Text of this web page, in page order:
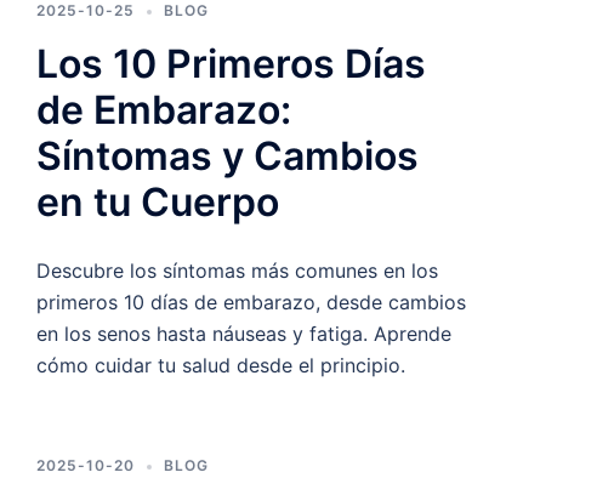
2025-10-25 BLOG
Los 10 Primeros Días
de Embarazo:
Síntomas y Cambios
en tu Cuerpo
Descubre los síntomas más comunes en los
primeros 10 días de embarazo, desde cambios
en los senos hasta náuseas y fatiga. Aprende
cómo cuidar tu salud desde el principio.
2025-10-20 BLOG